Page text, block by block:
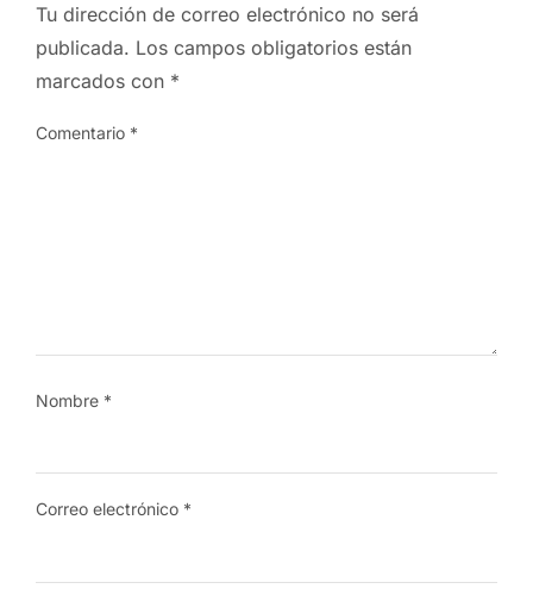
Tu dirección de correo electrónico no será
publicada. Los campos obligatorios están
marcados con *
Comentario *
Nombre *
Correo electrónico *